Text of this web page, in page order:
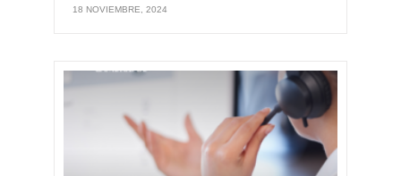
18 NOVIEMBRE, 2024